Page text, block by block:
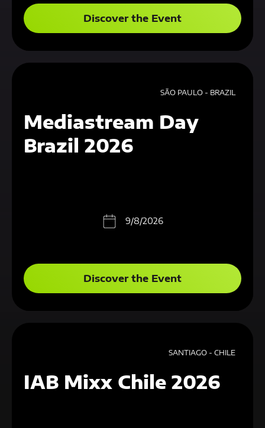
Discover the Event
Mediastream Day
Brazil 2026
SÃO PAULO - BRAZIL
9/8/2026
Discover the Event
IAB Mixx Chile 2026
SANTIAGO - CHILE